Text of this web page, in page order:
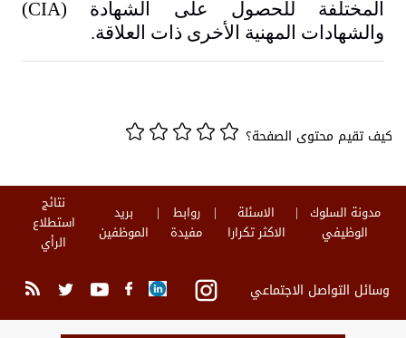
المختلفة للحصول على الشهادة (CIA
)
والشهادات المهنية الأخرى ذات العلاقة.
كيف تقيم محتوى الصفحة؟
مدونة السلوك
الوظيفي
الاسئلة
الاكثر تكرارا
روابط
مفيدة
بريد
الموظفين
نتائج
استطلاع
الرأي
وسائل التواصل الاجتماعي